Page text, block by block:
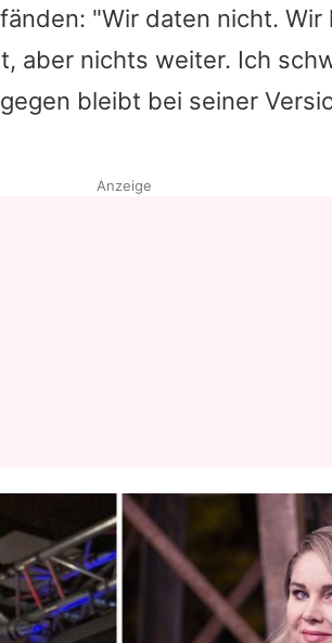
Nutzungsbedingungen
"Wir daten nicht. Wir
aber nichts weiter. Ich
bleibt bei seiner
Anzeige